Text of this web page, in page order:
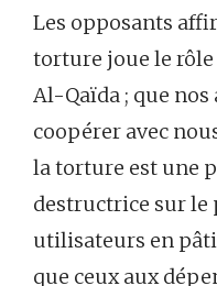
Les opposants
torture joue le
Al-Qaïda ; que
coopérer avec
la torture est une
destructrice sur le
utilisateurs en
que ceux aux